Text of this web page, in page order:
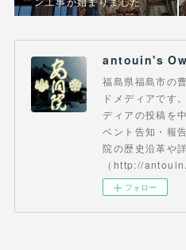
antouin's
福島県福島市の
ドメディアです
ディアの投稿を
ベント告知・報
院の歴史沿革や
（http://
フォロー